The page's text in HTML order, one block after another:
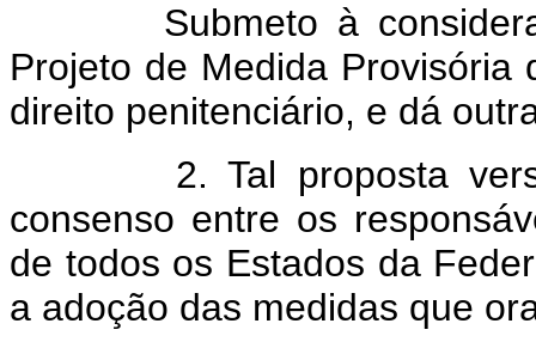
Submeto à
Projeto de Medida
direito penitenciário, e dá
2. Tal proposta versa
consenso entre os
de todos os Estados da
a adoção das medidas que